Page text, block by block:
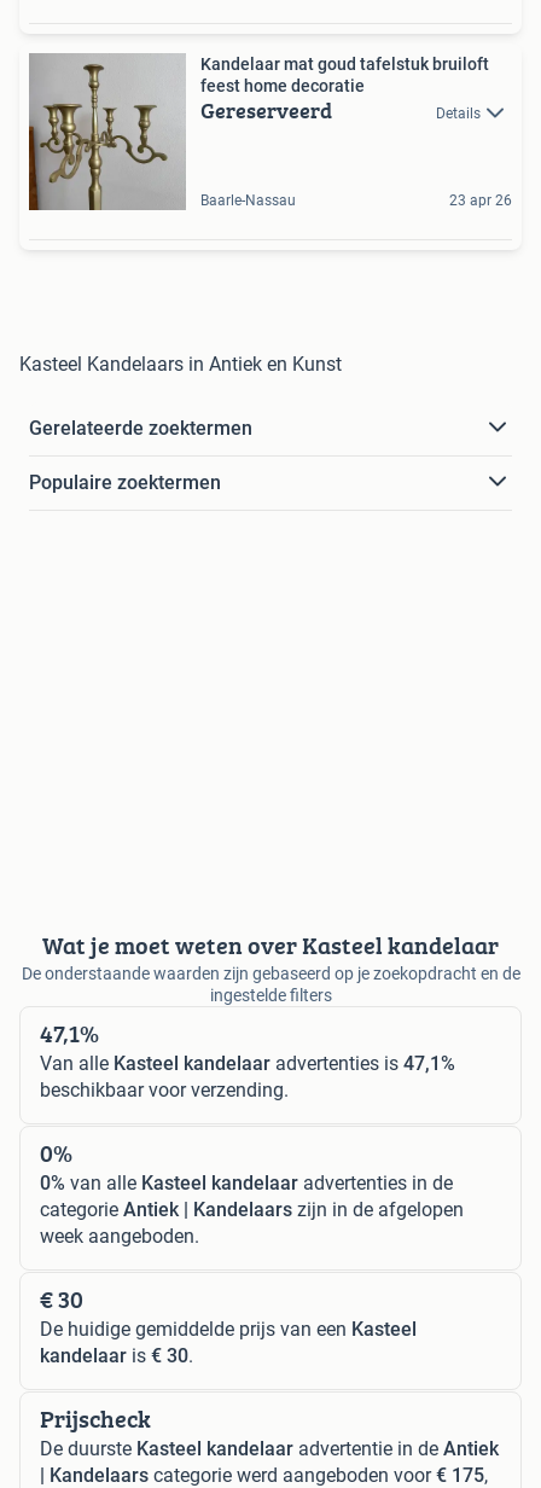
Kandelaar mat goud tafelstuk bruiloft
feest home decoratie
Gereserveerd Details
Baarle-Nassau 23 apr 26
Kasteel Kandelaars in Antiek en Kunst
Gerelateerde zoektermen
Populaire zoektermen
Wat je moet weten over Kasteel kandelaar
De onderstaande waarden zijn gebaseerd op je zoekopdracht en de
ingestelde filters
47,1%
Van alle Kasteel kandelaar advertenties is 47,1%
beschikbaar voor verzending.
0%
0% van alle Kasteel kandelaar advertenties in de
categorie Antiek | Kandelaars zijn in de afgelopen
week aangeboden.
€ 30
De huidige gemiddelde prijs van een Kasteel
kandelaar is € 30.
Prijscheck
De duurste Kasteel kandelaar advertentie in de Antiek
| Kandelaars categorie werd aangeboden voor€ 175,